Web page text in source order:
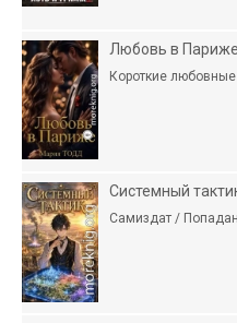
Любовь в Париже
Короткие
Системный
Самиздат /